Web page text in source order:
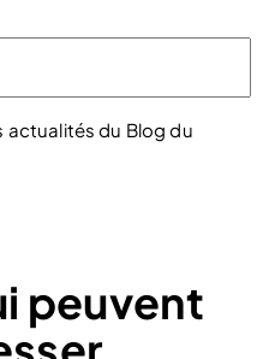
actualités du Blog du
peuvent